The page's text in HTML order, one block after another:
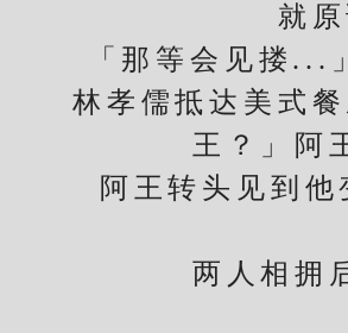
就
「那等会见搂...」
林孝儒抵达美式餐
王？」阿
阿王转头见到他
两人相拥后